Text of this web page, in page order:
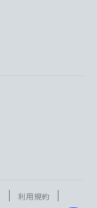
利用規約